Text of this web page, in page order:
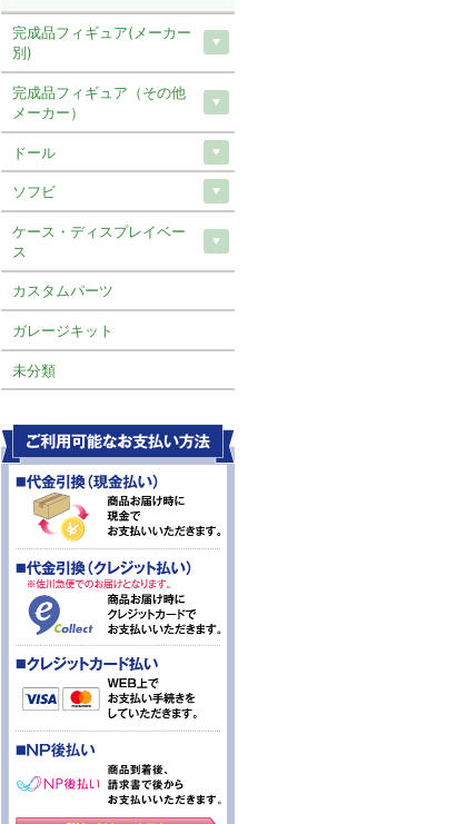
完成品フィギュア(メーカー
別)
完成品フィギュア（その他
メーカー）
ドール
ソフビ
ケース・ディスプレイベー
ス
カスタムパーツ
ガレージキット
未分類